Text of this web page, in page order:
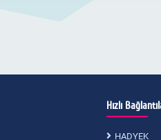
Hızlı
HADYEK